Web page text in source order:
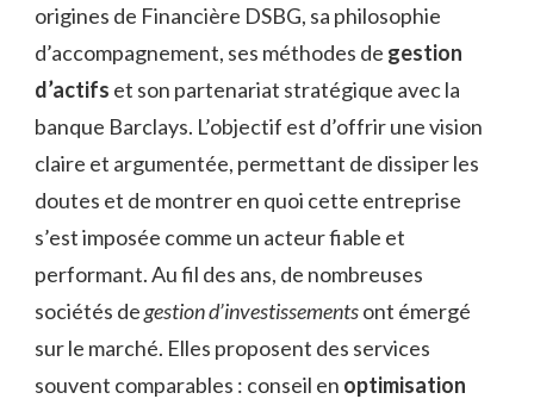
origines de Financière DSBG, sa philosophie
d’accompagnement, ses méthodes de gestion
d’actifs et son partenariat stratégique avec la
banque Barclays. L’objectif est d’offrir une vision
claire et argumentée, permettant de dissiper les
doutes et de montrer en quoi cette entreprise
s’est imposée comme un acteur fiable et
performant. Au fil des ans, de nombreuses
sociétés degestion d’investissementsont émergé
sur le marché. Elles proposent des services
souvent comparables : conseil en optimisation